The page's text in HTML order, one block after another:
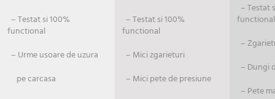
– Testat si 100%
functional
– Urme usoare de uzura
pe carcasa
– Testat si 100%
functional
– Mici zgarieturi
– Mici pete de presiune
– Testat
functional
–
– Dungi
– Pete